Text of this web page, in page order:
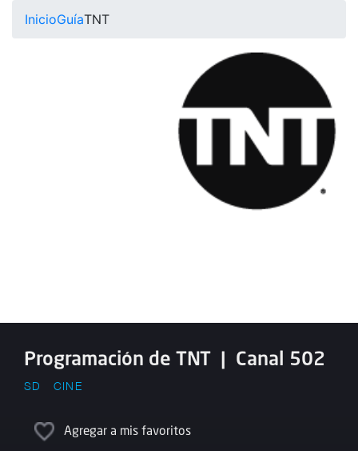
InicioGuíaTNT
Programación de TNT | Canal 502
SD CINE
Agregar a mis favoritos